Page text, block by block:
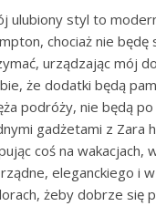
ulubiony styl to
chociaż nie będę
urządzając mój
że dodatki będą
podróży, nie będą
gadżetami z Zara
coś na wakacjach,
eleganckiego i
żeby dobrze się